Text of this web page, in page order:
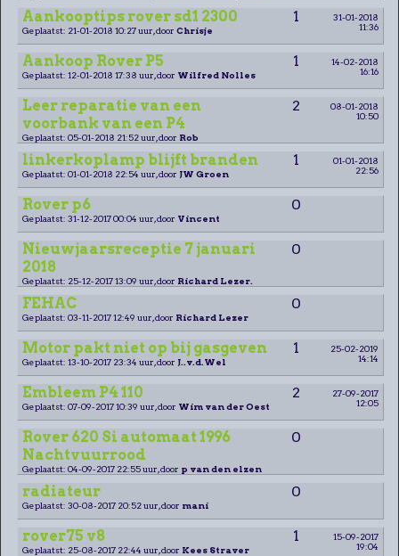
Aankooptips rover sd1 2300 1
31-01-2018
11:36
Geplaatst: 21-01-2018 10:27 uur, door Chrisje
Aankoop Rover P5 1
14-02-2018
16:16
Geplaatst: 12-01-2018 17:38 uur, door Wilfred Nolles
Leer reparatie van een
voorbank van een P4
2
08-01-2018
10:50
Geplaatst: 05-01-2018 21:52 uur, door Rob
linkerkoplamp blijft branden 1
01-01-2018
22:56
Geplaatst: 01-01-2018 22:54 uur, door JW Groen
Rover p6 0
Geplaatst: 31-12-2017 00:04 uur, door Vincent
Nieuwjaarsreceptie 7 januari
2018
0
Geplaatst: 25-12-2017 13:09 uur, door Richard Lezer.
FEHAC 0
Geplaatst: 03-11-2017 12:49 uur, door Richard Lezer
Motor pakt niet op bij gasgeven 1
25-02-2019
14:14
Geplaatst: 13-10-2017 23:34 uur, door J..v.d.Wel
Embleem P4 110 2
27-09-2017
12:05
Geplaatst: 07-09-2017 10:39 uur, door Wim van der Oest
Rover 620 Si automaat 1996
Nachtvuurrood
0
Geplaatst: 04-09-2017 22:55 uur, door p van den elzen
radiateur 0
Geplaatst: 30-08-2017 20:52 uur, door mani
rover75 v8 1
15-09-2017
19:04
Geplaatst: 25-08-2017 22:44 uur, door Kees Straver